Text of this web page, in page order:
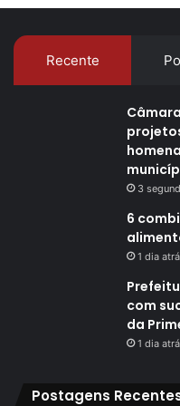
Recente
3
6
1 dia
com
da
1 dia
Postagens